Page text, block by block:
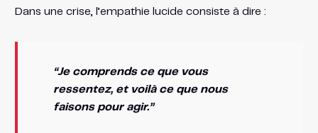
Dans une crise, l’empathie lucide consiste à dire :
“Je comprends ce que vous
ressentez, et voilà ce que nous
faisons pour agir.”